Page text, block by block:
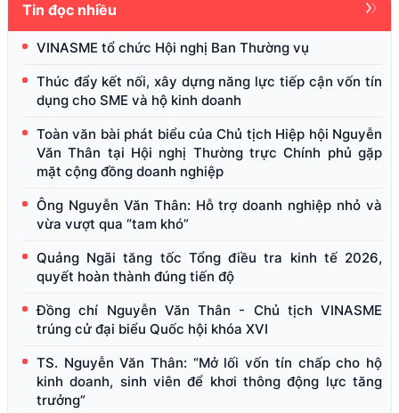
Tin đọc nhiều
VINASME tổ chức Hội nghị Ban Thường vụ
Thúc đẩy kết nối, xây dựng năng lực tiếp cận vốn tín
dụng cho SME và hộ kinh doanh
Toàn văn bài phát biểu của Chủ tịch Hiệp hội Nguyễn
Văn Thân tại Hội nghị Thường trực Chính phủ gặp
mặt cộng đồng doanh nghiệp
Ông Nguyễn Văn Thân: Hỗ trợ doanh nghiệp nhỏ và
vừa vượt qua “tam khó”
Quảng Ngãi tăng tốc Tổng điều tra kinh tế 2026,
quyết hoàn thành đúng tiến độ
Đồng chí Nguyễn Văn Thân - Chủ tịch VINASME
trúng cử đại biểu Quốc hội khóa XVI
TS. Nguyễn Văn Thân: “Mở lối vốn tín chấp cho hộ
kinh doanh, sinh viên để khơi thông động lực tăng
trưởng”